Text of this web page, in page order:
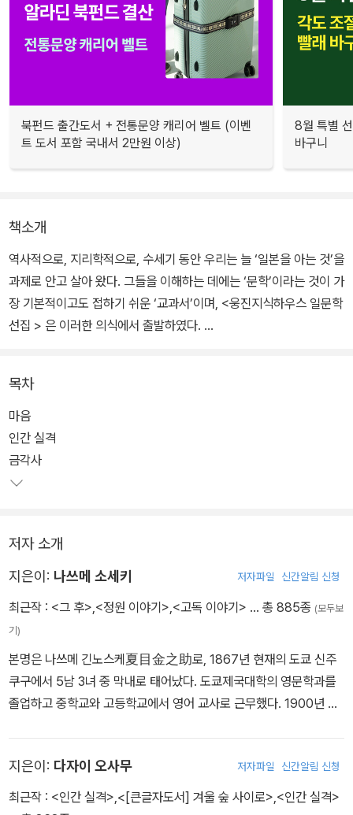
북펀드 출간도서 + 전통문양 캐리어 벨트 (이벤
트 도서 포함 국내서 2만원 이상)
8월 특별
바구니
책소개
역사적으로, 지리학적으로, 수세기 동안 우리는 늘 ‘일본을 아는 것’을
과제로 안고 살아 왔다. 그들을 이해하는 데에는 ‘문학’이라는 것이 가
장 기본적이고도 접하기 쉬운 ‘교과서’이며, <웅진지식하우스 일문학
선집 > 은 이러한 의식에서 출발하였다.
시리즈는 1995년부터 10년을 주기로 하여 개정되었고, 드디어 양장
으로 선보인다. 전면적인 번역 수정으로, 예전보다 훨씬 탄탄한 작품
으로 탈바꿈했음은 물론, 그 작가의 정수를 보여 주는 장편과 단편, 역
자의 해설 및 자세한 작가 연보도 빠짐없이 수록하여 작품을 이해하
는 데 도움이 되도록 했다.
목차
마음
인간 실격
금각사
저자 소개
지은이: 나쓰메 소세키 저자파일 신간알림 신청
최근작 : <그 후>,<정원 이야기>,<고독 이야기> … 총 885종 (모두보
기)
본명은 나쓰메 긴노스케夏目金之助로, 1867년 현재의 도쿄 신주
쿠구에서 5남 3녀 중 막내로 태어났다. 도쿄제국대학의 영문학과를
졸업하고 중학교와 고등학교에서 영어 교사로 근무했다. 1900년 문
1905년 발표 및 연재한 장편소설 『나는 고양이로소이다』가 큰 호평
을 받은 후 『도련님』 『풀베개』 등 화제작을 잇달아 발표했다. 1907
지은이: 다자이 오사무 저자파일 신간알림 신청
최근작 : <인간 실격>,<[큰글자도서] 겨울 숲 사이로>,<인간 실격>